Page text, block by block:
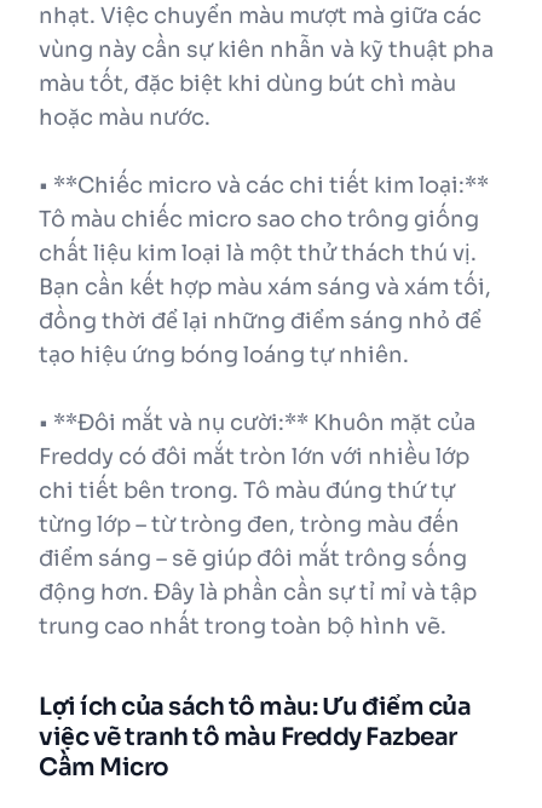
nhạt. Việc chuyển màu mượt mà giữa các
vùng này cần sự kiên nhẫn và kỹ thuật pha
màu tốt, đặc biệt khi dùng bút chì màu
hoặc màu nước.
• **Chiếc micro và các chi tiết kim loại:**
Tô màu chiếc micro sao cho trông giống
chất liệu kim loại là một thử thách thú vị.
Bạn cần kết hợp màu xám sáng và xám tối,
đồng thời để lại những điểm sáng nhỏ để
tạo hiệu ứng bóng loáng tự nhiên.
• **Đôi mắt và nụ cười:** Khuôn mặt của
Freddy có đôi mắt tròn lớn với nhiều lớp
chi tiết bên trong. Tô màu đúng thứ tự
từng lớp – từ tròng đen, tròng màu đến
điểm sáng – sẽ giúp đôi mắt trông sống
động hơn. Đây là phần cần sự tỉ mỉ và tập
trung cao nhất trong toàn bộ hình vẽ.
Lợi ích của sách tô màu: Ưu điểm của
việc vẽ tranh tô màu Freddy Fazbear
Cầm Micro